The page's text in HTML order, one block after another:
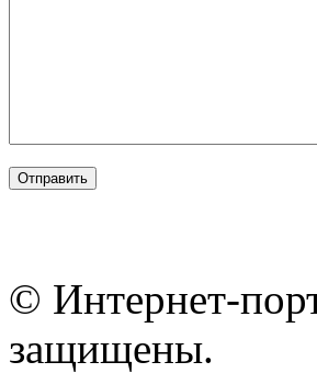
© Интернет-
защищены.